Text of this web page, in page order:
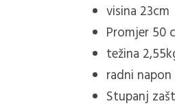
visina 23cm
Promjer 50
težina
radni
Stupanj